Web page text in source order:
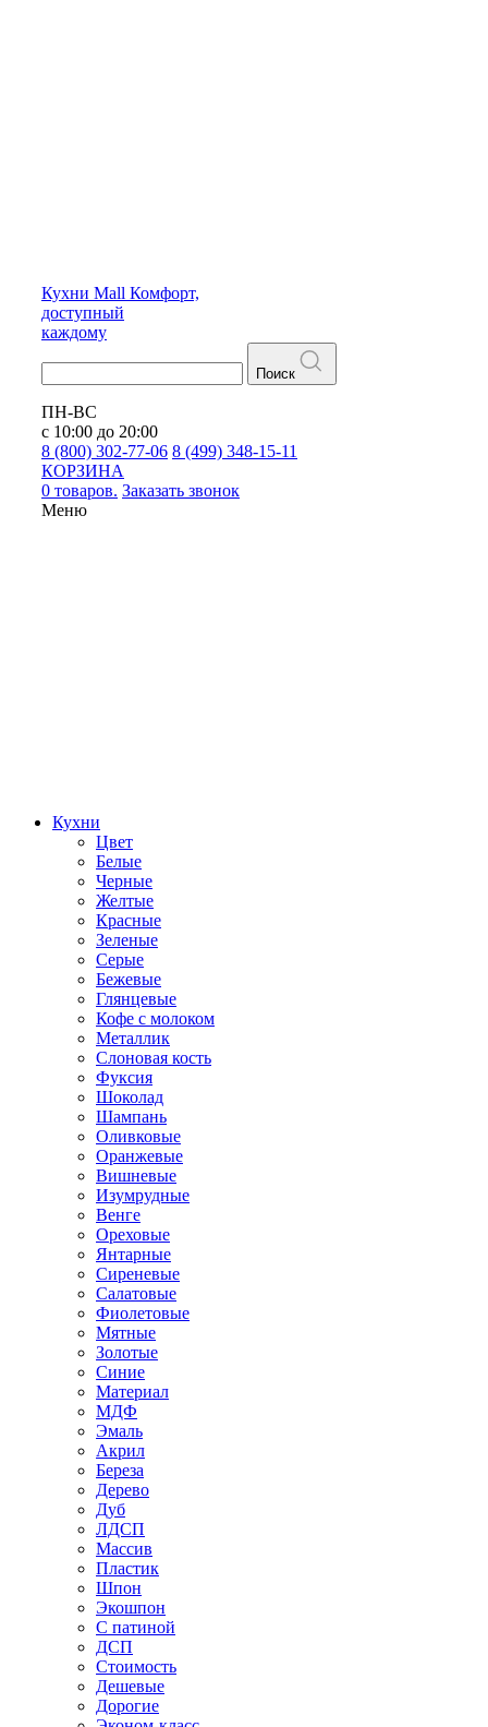
Кухни Mall Комфорт,
доступный
каждому
Поиск
ПН-ВС
с 10:00 до 20:00
8 (800) 302-77-06 8 (499) 348-15-11
КОРЗИНА
0 товаров. Заказать звонок
Меню
Кухни
Цвет
Белые
Черные
Желтые
Красные
Зеленые
Серые
Бежевые
Глянцевые
Кофе с молоком
Металлик
Слоновая кость
Фуксия
Шоколад
Шампань
Оливковые
Оранжевые
Вишневые
Изумрудные
Венге
Ореховые
Янтарные
Сиреневые
Салатовые
Фиолетовые
Мятные
Золотые
Синие
Материал
МДФ
Эмаль
Акрил
Береза
Дерево
Дуб
ЛДСП
Массив
Пластик
Шпон
Экошпон
С патиной
ДСП
Стоимость
Дешевые
Дорогие